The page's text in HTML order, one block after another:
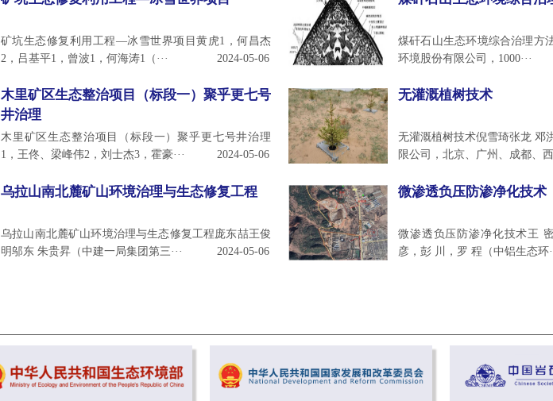
矿坑生态修复利用工程—冰雪世界项目黄虎1，何昌杰
2，吕基平1，曾波1，何海涛1（···
2024-05-06
木里矿区生态整治项目（标段一）聚乎更七号
井治理
木里矿区生态整治项目（标段一）聚乎更七号井治理
1，王佟、梁峰伟2，刘士杰3，霍豪···
2024-05-06
乌拉山南北麓矿山环境治理与生态修复工程
乌拉山南北麓矿山环境治理与生态修复工程庞东喆王俊
明邬东 朱贵昇（中建一局集团第三···
2024-05-06
煤矸石山生态环境综合治理方
环境股份有限公司，1000···
无灌溉植树技术
无灌溉植树技术倪雪琦张龙 邓
限公司，北京、广州、成都、西
微渗透负压防渗净化技术
微渗透负压防渗净化技术王
彦，彭 川，罗 程（中铝生态环